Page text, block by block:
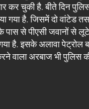
कर चुकी है. बीते दिन
गया है. जिसमें दो वांटेड
पास से पीएसी जवानों से
है. इसके अलावा पेट्रोल
वाला अरबाज भी पुलिस